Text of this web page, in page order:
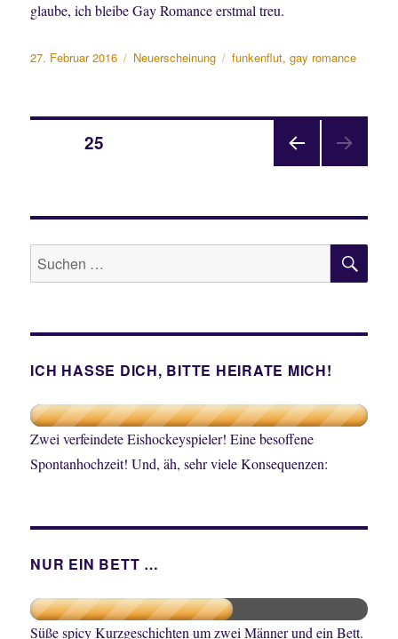
glaube, ich bleibe Gay Romance erstmal treu.
Veröffentlicht
27. Februar 2016 Kategorien
Neuerscheinung Schlagwörter
funkenflut,gay romance
Beitragsnavigation
SEIT
E
SEITE25
Suche
nach:
ICH HASSE DICH, BITTE HEIRATE MICH!
Zwei verfeindete Eishockeyspieler! Eine besoffene
Spontanhochzeit! Und, äh, sehr viele Konsequenzen:
NUR EIN BETT …
Süße spicy Kurzgeschichten um zwei Männer und ein Bett.